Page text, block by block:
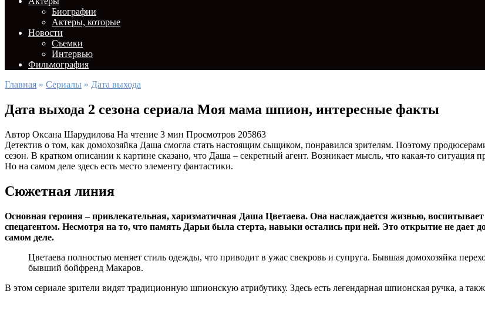
Биографии
Актеры, которые
Новости
Съемки
Интервью
Фильмография
Главная » Сериалы » Дата выхода
Дата выхода 2 сезона сериала Моя мама шпион, интересные факты
Автор Оксана Шарудилова На чтение 3 мин Просмотров 205863
Детектив о том, как домохозяйка Даша смогла стать настоящим сыщиком, понравился зрителям. Поэтому
сезон. В кратком описании к картине сказано, что Даша – секретный агент. Возникает мысль, что какая-то
Но на самом деле здесь есть место элементу фантастики.
Сюжетная линия
Основная героиня – привлекательная, харизматичная Даша Цветаева. Она наслаждается жизнью,
спецагентом. Несмотря на то, что память Дарьи была стерта, навыки остались при ней. Это открытие не дает
самом деле.
Цветаева полностью меняет стиль одежды, что приводит в ужас свекровь и супруга. Бывшая домохозяйка
бывший бойфренд Макаров.
В этом сериале зрители видят традиционную шпионскую атрибутику. Здесь есть легендарная шпионская ручка, а